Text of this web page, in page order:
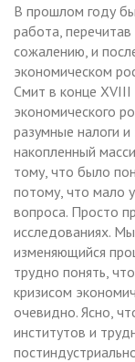
В прошлом году
работа,
сожалению, и
экономическом
Смит в конце XVIII
экономического
разумные налоги
накопленный
тому, что было
потому, что мало
вопроса. Просто
исследованиях.
изменяющийся
трудно понять,
кризисом
очевидно. Ясно,
институтов и